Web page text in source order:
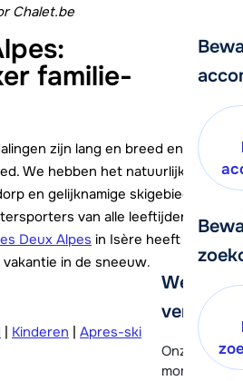
We
verder!
Onze
moment
Chalet.be
familie-
zijn lang en breed en er
We hebben het natuurlijk over
en gelijknamige skigebied zijn
van alle leeftijden en
Deux Alpes in Isère heeft alles
in de sneeuw.
Kinderen
Apres-ski